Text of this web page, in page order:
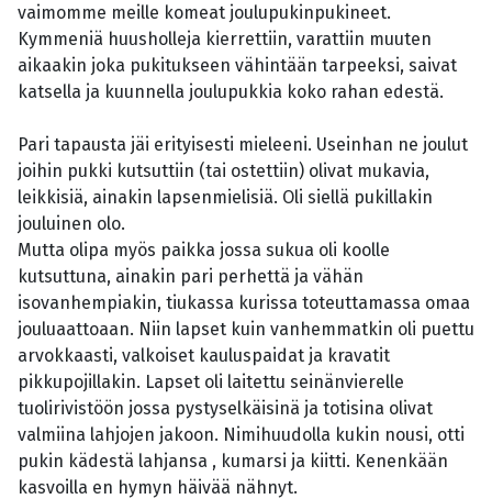
vaimomme meille komeat joulupukinpukineet.
Kymmeniä huusholleja kierrettiin, varattiin muuten
aikaakin joka pukitukseen vähintään tarpeeksi, saivat
katsella ja kuunnella joulupukkia koko rahan edestä.
Pari tapausta jäi erityisesti mieleeni. Useinhan ne joulut
joihin pukki kutsuttiin (tai ostettiin) olivat mukavia,
leikkisiä, ainakin lapsenmielisiä. Oli siellä pukillakin
jouluinen olo.
Mutta olipa myös paikka jossa sukua oli koolle
kutsuttuna, ainakin pari perhettä ja vähän
isovanhempiakin, tiukassa kurissa toteuttamassa omaa
jouluaattoaan. Niin lapset kuin vanhemmatkin oli puettu
arvokkaasti, valkoiset kauluspaidat ja kravatit
pikkupojillakin. Lapset oli laitettu seinänvierelle
tuolirivistöön jossa pystyselkäisinä ja totisina olivat
valmiina lahjojen jakoon. Nimihuudolla kukin nousi, otti
pukin kädestä lahjansa , kumarsi ja kiitti. Kenenkään
kasvoilla en hymyn häivää nähnyt.